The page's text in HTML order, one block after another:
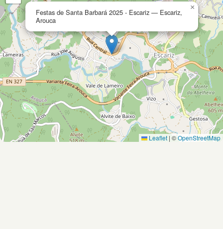
Festas de Santa Barbará 2025 - Escariz — Escariz,
Arouca
×
Leaflet | ©OpenStreetMap